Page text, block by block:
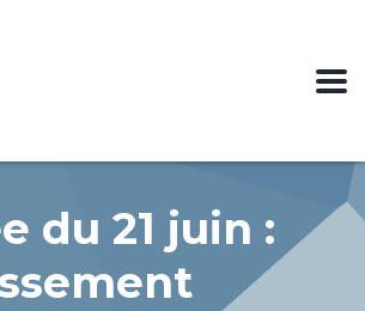
du 21 juin :